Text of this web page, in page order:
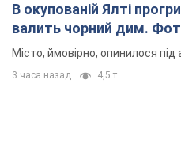
В окупованій Ялті
валить чорний дим.
Місто, ймовірно, опинилося під
3 часа назад 4,5 т.